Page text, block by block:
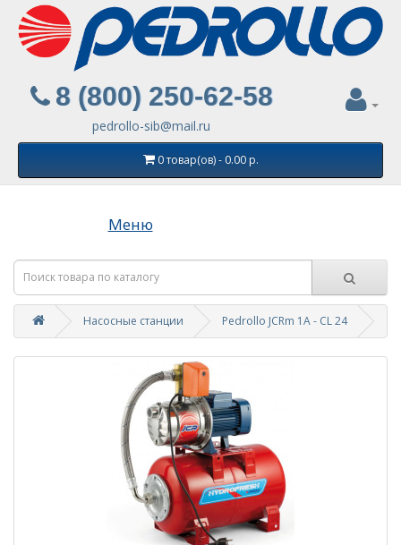
8 (800) 250-62-58
pedrollo-sib@mail.ru
0 товар(ов) - 0.00 р.
Меню
Насосные станции Pedrollo JCRm 1A - CL 24